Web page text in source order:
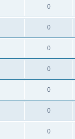
0
0
0
0
0
0
0